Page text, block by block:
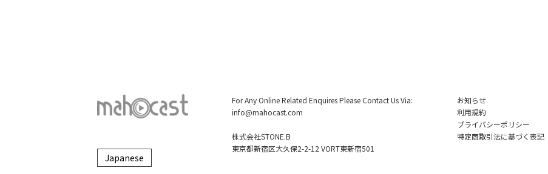
For Any Online Related Enquires Please Contact Us Via:
info@mahocast.com
株式会社STONE.B
東京都新宿区大久保2-2-12 VORT東新宿501
お知らせ
利用規約
プライバシーポリシー
特定商取引法に基づく表記